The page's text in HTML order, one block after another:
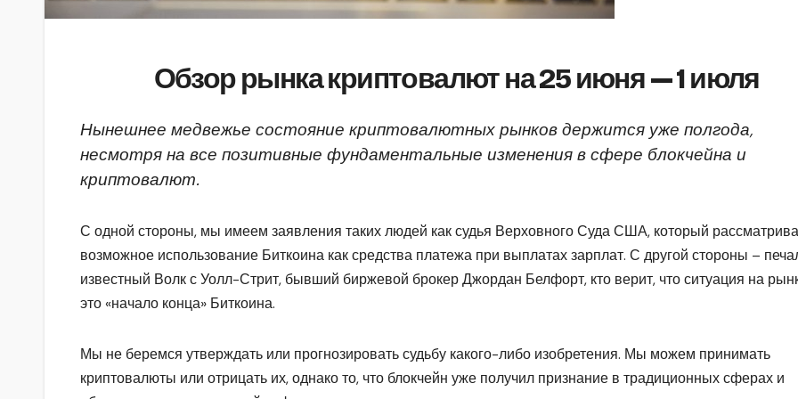
Обзор рынка криптовалют на 25 июня — 1 июля
Нынешнее медвежье состояние криптовалютных рынков держится уже полгода,
несмотря на все позитивные фундаментальные изменения в сфере блокчейна и
криптовалют.
С одной стороны, мы имеем заявления таких людей как судья Верховного Суда США, который
возможное использование Биткоина как средства платежа при выплатах зарплат. С другой стороны –
известный Волк с Уолл-Стрит, бывший биржевой брокер Джордан Белфорт, кто верит, что ситуация на
это «начало конца» Биткоина.
Мы не беремся утверждать или прогнозировать судьбу какого-либо изобретения. Мы можем принимать
криптовалюты или отрицать их, однако то, что блокчейн уже получил признание в традиционных сферах и